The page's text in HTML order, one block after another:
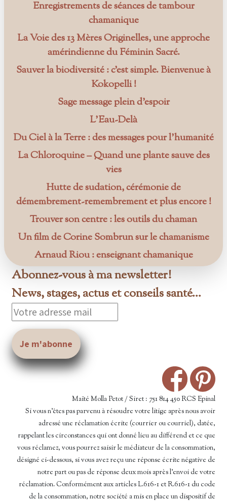
Enregistrements de séances de tambour
chamanique
La Voie des 13 Mères Originelles, une approche
amérindienne du Féminin Sacré.
Sauver la biodiversité : c’est simple. Bienvenue à
Kokopelli !
Sage message plein d’espoir
L’Eau-Delà
Du Ciel à la Terre : des messages pour l’humanité
La Chloroquine – Quand une plante sauve des
vies
Hutte de sudation, cérémonie de
démembrement-remembrement et plus encore !
Trouver son centre : les outils du chaman
Un film de Corine Sombrun sur le chamanisme
Arnaud Riou : enseignant chamanique
Abonnez-vous à ma newsletter!
News, stages, actus et conseils santé...
Maïté Molla Petot / Siret : 751 814 450 RCS Epinal
Si vous n’êtes pas parvenu à résoudre votre litige après nous avoir
adressé une réclamation écrite (courrier ou courriel), datée,
rappelant les circonstances qui ont donné lieu au différend et ce que
vous réclamez, vous pourrez saisir le médiateur de la consommation,
désigné ci-dessous, si vous avez reçu une réponse écrite négative de
notre part ou pas de réponse deux mois après l’envoi de votre
réclamation. Conformément aux articles L.616-1 et R.616-1 du code
de la consommation, notre société a mis en place un dispositif de